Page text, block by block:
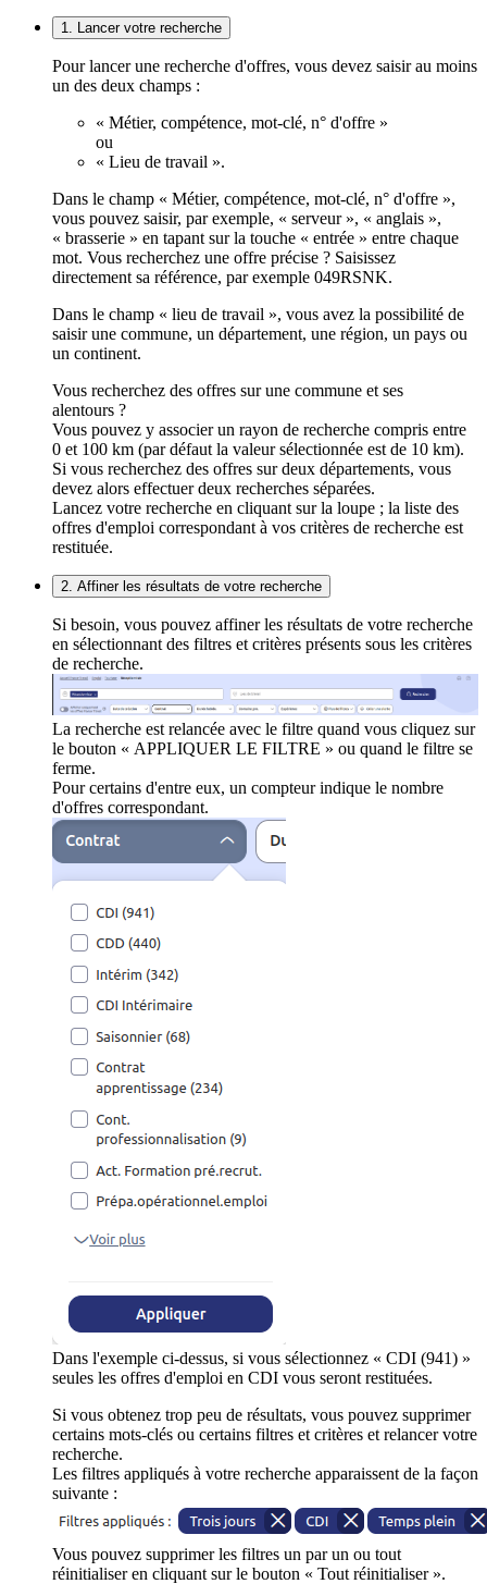
1. Lancer votre recherche
Pour lancer une recherche d'offres, vous devez saisir au moins
un des deux champs :
« Métier, compétence, mot-clé, n° d'offre »
ou
« Lieu de travail ».
Dans le champ « Métier, compétence, mot-clé, n° d'offre »,
vous pouvez saisir, par exemple, « serveur », « anglais »,
« brasserie » en tapant sur la touche « entrée » entre chaque
mot. Vous recherchez une offre précise ? Saisissez
directement sa référence, par exemple 049RSNK.
Dans le champ « lieu de travail », vous avez la possibilité de
saisir une commune, un département, une région, un pays ou
un continent.
Vous recherchez des offres sur une commune et ses
alentours ?
Vous pouvez y associer un rayon de recherche compris entre
0 et 100 km (par défaut la valeur sélectionnée est de 10 km).
Si vous recherchez des offres sur deux départements, vous
devez alors effectuer deux recherches séparées.
Lancez votre recherche en cliquant sur la loupe ; la liste des
offres d'emploi correspondant à vos critères de recherche est
restituée.
2. Affiner les résultats de votre recherche
Si besoin, vous pouvez affiner les résultats de votre recherche
en sélectionnant des filtres et critères présents sous les critères
de recherche.
La recherche est relancée avec le filtre quand vous cliquez sur
le bouton « APPLIQUER LE FILTRE » ou quand le filtre se
ferme.
Pour certains d'entre eux, un compteur indique le nombre
d'offres correspondant.
Dans l'exemple ci-dessus, si vous sélectionnez « CDI (941) »
seules les offres d'emploi en CDI vous seront restituées.
Si vous obtenez trop peu de résultats, vous pouvez supprimer
certains mots-clés ou certains filtres et critères et relancer votre
recherche.
Les filtres appliqués à votre recherche apparaissent de la façon
suivante :
Vous pouvez supprimer les filtres un par un ou tout
réinitialiser en cliquant sur le bouton « Tout réinitialiser ».